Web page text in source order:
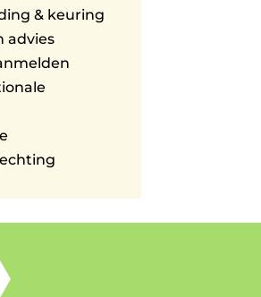
& keuring
advies